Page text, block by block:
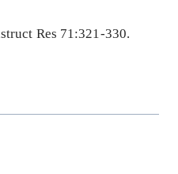
Res 71:321-330.